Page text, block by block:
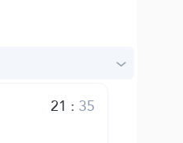
21 : 35